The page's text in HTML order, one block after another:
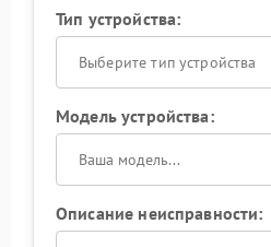
Тип устройства:
Выберите тип устройства
Модель устройства:
Описание неисправности: